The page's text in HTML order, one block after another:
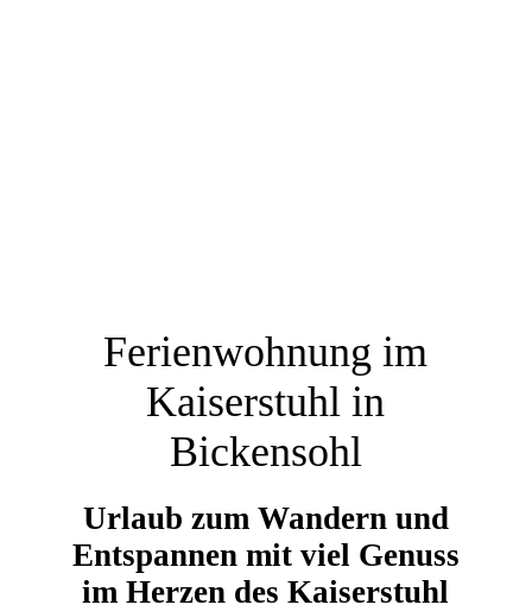
Ferienwohnung im
Kaiserstuhl in
Bickensohl
Urlaub zum Wandern und
Entspannen mit viel Genuss
im Herzen des Kaiserstuhl